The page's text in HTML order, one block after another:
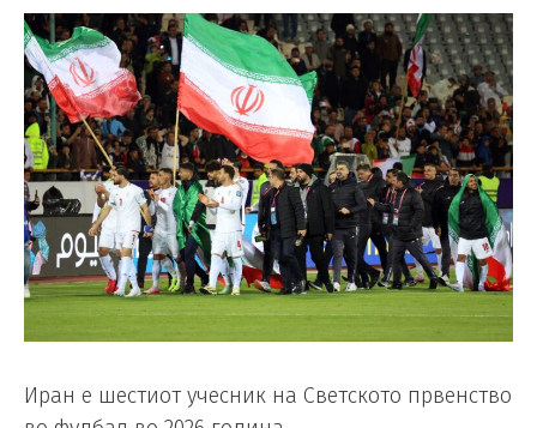
Иран е шестиот учесник на Светското првенство